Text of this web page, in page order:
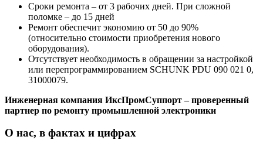
Сроки ремонта – от 3 рабочих дней. При сложной
поломке – до 15 дней
Ремонт обеспечит экономию от 50 до 90%
(относительно стоимости приобретения нового
оборудования).
Отсутствует необходимость в обращении за настройкой
или перепрограммированием SCHUNK PDU 090 021 0,
31000079.
Инженерная компания ИксПромСуппорт – проверенный
партнер по ремонту промышленной электроники
О нас, в фактах и цифрах